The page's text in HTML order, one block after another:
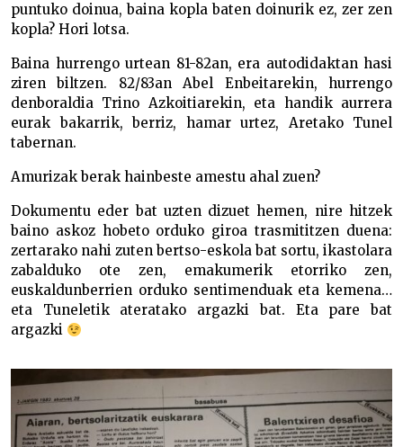
puntuko doinua, baina kopla baten doinurik ez, zer zen
kopla? Hori lotsa.
Baina hurrengo urtean 81-82an, era autodidaktan hasi
ziren biltzen. 82/83an Abel Enbeitarekin, hurrengo
denboraldia Trino Azkoitiarekin, eta handik aurrera
eurak bakarrik, berriz, hamar urtez, Aretako Tunel
tabernan.
Amurizak berak hainbeste amestu ahal zuen?
Dokumentu eder bat uzten dizuet hemen, nire hitzek
baino askoz hobeto orduko giroa trasmititzen duena:
zertarako nahi zuten bertso-eskola bat sortu, ikastolara
zabalduko ote zen, emakumerik etorriko zen,
euskaldunberrien orduko sentimenduak eta kemena…
eta Tuneletik ateratako argazki bat. Eta pare bat
argazki